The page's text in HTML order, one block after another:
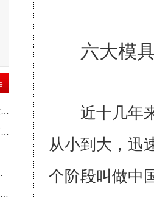
六大模
近十几年来
从小到大，迅
个阶段叫做中